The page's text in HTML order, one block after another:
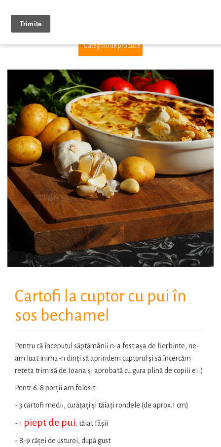
Categorii de produse
Cartofi la cuptor cu pui în
sos bechamel
Pentru că începutul săptămânii n-a fost așa de fierbinte, ne-
am luat inima-n dinți să aprindem cuptorul și să încercăm
rețeta trimisă de Ioana și aprobată cu gura plină de copiii ei :)
Pentr 6-8 porții am folosit:
- 3 cartofi medii, curățați și tăiați rondele (de aprox.1 cm)
- 1 piept de pui, tăiat fâșii
- 8-9 căței de usturoi, după gust